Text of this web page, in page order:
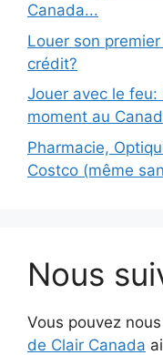
Canada...
Louer son
crédit?
Jouer avec le
moment au
Pharmacie,
Costco (même
Nous
Vous pouvez
de Clair Canada